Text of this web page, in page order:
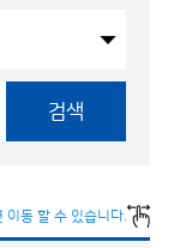
검색
이동 할 수 있습니다.